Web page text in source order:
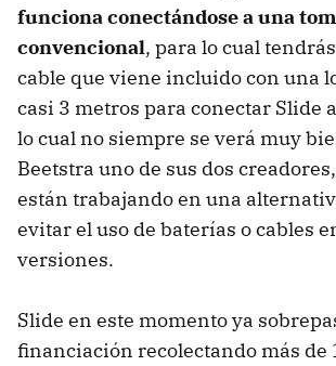
funciona conectándose a una
convencional, para lo cual
cable que viene incluido con una
casi 3 metros para conectar Slide
lo cual no siempre se verá muy
Beetstra uno de sus dos
están trabajando en una
evitar el uso de baterías o cables
versiones.
Slide en este momento ya
financiación recolectando más de